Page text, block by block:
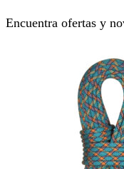
Encuentra ofertas y